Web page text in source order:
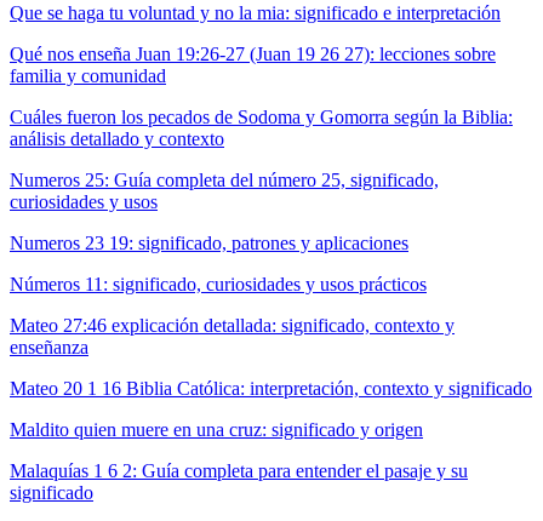
Que se haga tu voluntad y no la mia: significado e interpretación
Qué nos enseña Juan 19:26-27 (Juan 19 26 27): lecciones sobre
familia y comunidad
Cuáles fueron los pecados de Sodoma y Gomorra según la Biblia:
análisis detallado y contexto
Numeros 25: Guía completa del número 25, significado,
curiosidades y usos
Numeros 23 19: significado, patrones y aplicaciones
Números 11: significado, curiosidades y usos prácticos
Mateo 27:46 explicación detallada: significado, contexto y
enseñanza
Mateo 20 1 16 Biblia Católica: interpretación, contexto y significado
Maldito quien muere en una cruz: significado y origen
Malaquías 1 6 2: Guía completa para entender el pasaje y su
significado